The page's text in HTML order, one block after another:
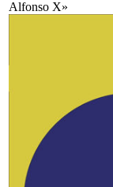
Alfonso X»